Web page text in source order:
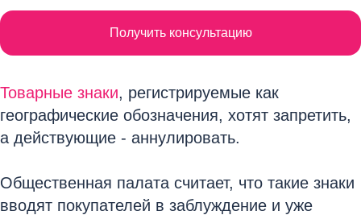
Получить консультацию
Товарные знаки, регистрируемые как
географические обозначения, хотят запретить,
а действующие - аннулировать.
Общественная палата считает, что такие знаки
вводят покупателей в заблуждение и уже